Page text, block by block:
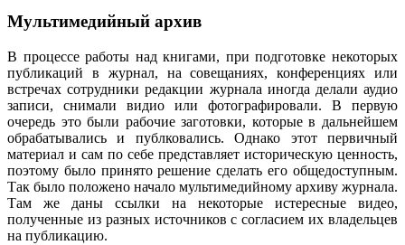
Мультимедийный архив
В процессе работы над книгами, при подготовке некоторых
публикаций в журнал, на совещаниях, конференциях или
встречах сотрудники редакции журнала иногда делали аудио
записи, снимали видио или фотографировали. В первую
очередь это были рабочие заготовки, которые в дальнейшем
обрабатывались и публковались. Однако этот первичный
материал и сам по себе представляет историческую ценность,
поэтому было принято решение сделать его общедоступным.
Так было положено начало мультимедийному архиву журнала.
Там же даны ссылки на некоторые истересные видео,
полученные из разных источников с согласием их владельцев
на публикацию.